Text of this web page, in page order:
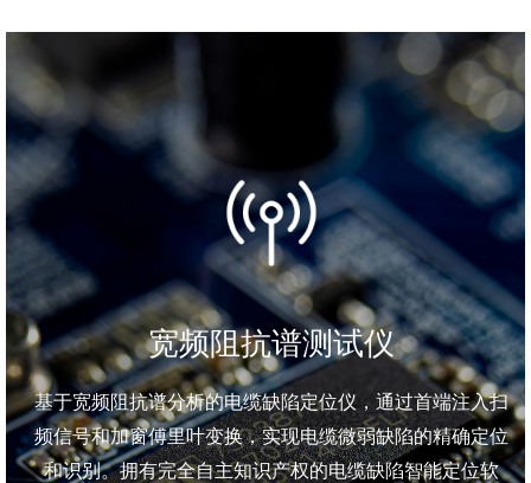
宽频阻抗谱测试仪
基于宽频阻抗谱分析的电缆缺陷定位仪，通过首端注入扫
频信号和加窗傅里叶变换，实现电缆微弱缺陷的精确定位
和识别。拥有完全自主知识产权的电缆缺陷智能定位软